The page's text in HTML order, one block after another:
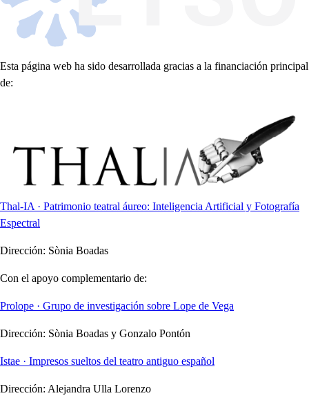
Esta página web ha sido desarrollada gracias a la financiación principal
de:
Thal-IA · Patrimonio teatral áureo: Inteligencia Artificial y Fotografía
Espectral
Dirección: Sònia Boadas
Con el apoyo complementario de:
Prolope · Grupo de investigación sobre Lope de Vega
Dirección: Sònia Boadas y Gonzalo Pontón
Istae · Impresos sueltos del teatro antiguo español
Dirección: Alejandra Ulla Lorenzo